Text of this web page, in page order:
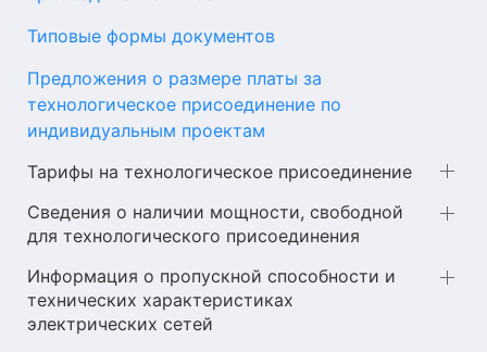
Типовые формы документов
Предложения о размере платы за
технологическое присоединение по
индивидуальным проектам
Тарифы на технологическое присоединение
Сведения о наличии мощности, свободной
для технологического присоединения
Информация о пропускной способности и
технических характеристиках
электрических сетей